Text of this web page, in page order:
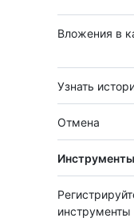
Вложения в
Узнать
Отмена
Инструменты
инструменты